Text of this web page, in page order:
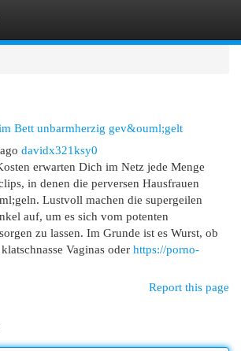
Bett unbarmherzig gev&ouml;gelt
davidx321ksy0
erwarten Dich im Netz jede Menge
in denen die perversen Hausfrauen
Lustvoll machen die supergeilen
auf, um es sich vom potenten
zu lassen. Im Grunde ist es Wurst, ob
Vaginas oder https://porno-
Report this page